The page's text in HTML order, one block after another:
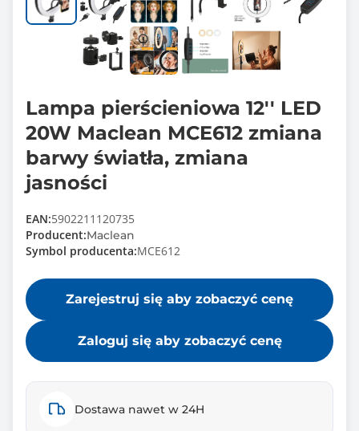
Lampa pierścieniowa 12'' LED
20W Maclean MCE612 zmiana
barwy światła, zmiana
jasności
EAN:5902211120735
Producent:Maclean
Symbol producenta:MCE612
Zarejestruj się aby zobaczyć cenę
Zaloguj się aby zobaczyć cenę
Dostawa nawet w 24H